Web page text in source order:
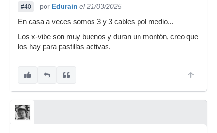
#40 por Edurain el 21/03/2025
En casa a veces somos 3 y 3 cables pol medio...
Los x-vibe son muy buenos y duran un montón, creo que
los hay para pastillas activas.